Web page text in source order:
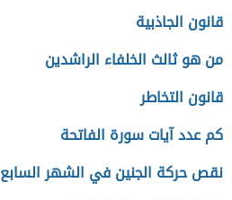
قانون الجاذبية
من هو ثالث الخلفاء الراشدين
قانون التخاطر
كم عدد آيات سورة الفاتحة
نقص حركة الجنين في الشهر السابع